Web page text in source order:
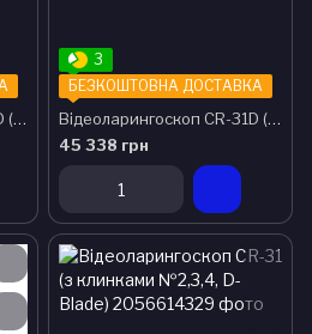
Відеоларингоскоп CR-31D (для дорослих та дітей)
3
БЕЗКОШТОВНА ДОСТАВКА
Відеоларингоскоп CR-31D (для новонароджених та немовлят)
45 338 грн